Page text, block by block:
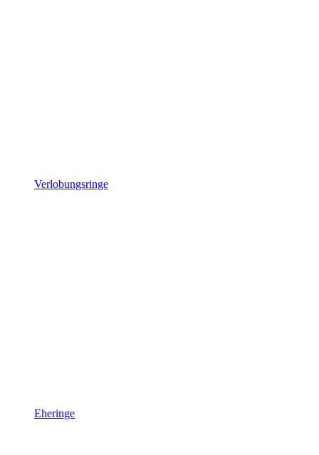
Verlobungsringe
Eheringe